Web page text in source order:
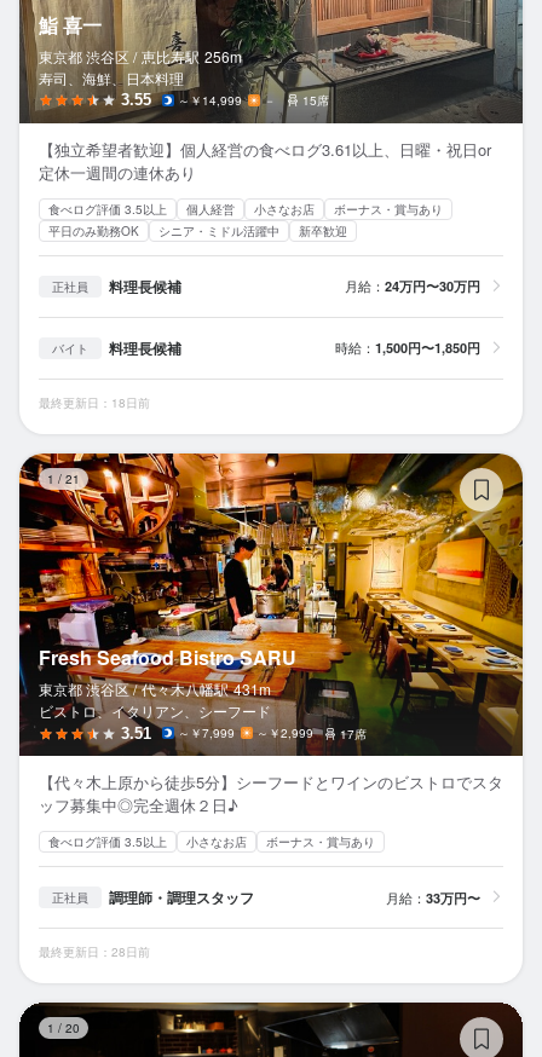
鮨 喜一
東京都 渋谷区 / 恵比寿駅 256m
寿司、海鮮、日本料理
3.55 ～￥14,999 － 15席
【独立希望者歓迎】個人経営の食べログ3.61以上、日曜・祝日or
定休一週間の連休あり
食べログ評価 3.5以上 個人経営 小さなお店
ボーナス・賞与あり
平日のみ勤務OK
シニア・ミドル活躍中 新卒歓迎
正社員 料理長候補 月給： 24万円〜30万円
バイト 料理長候補 時給： 1,500円〜1,850円
最終更新日：18日前
1 / 21
Fresh Seafood Bistro SARU
東京都 渋谷区 / 代々木八幡駅 431m
ビストロ、イタリアン、シーフード
3.51 ～￥7,999 ～￥2,999 17席
【代々木上原から徒歩5分】シーフードとワインのビストロでスタ
ッフ募集中◎完全週休２日♪
食べログ評価 3.5以上 小さなお店 ボーナス・賞与あり
正社員 調理師・調理スタッフ 月給： 33万円〜
最終更新日：28日前
1 / 20